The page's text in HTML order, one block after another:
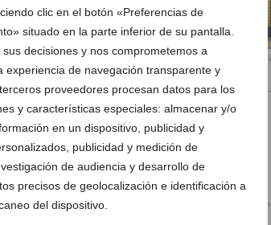
clic en el botón «Preferencias de
situado en la parte inferior de su pantalla.
sus decisiones y nos comprometemos a
experiencia de navegación transparente y
proveedores procesan datos para los
y características especiales: almacenar y/o
en un dispositivo, publicidad y
publicidad y medición de
de audiencia y desarrollo de
precisos de geolocalización e identificación a
del dispositivo.
Pinturas en Jávea –
Decorxàbia sortea una máquina
para limpiar los cristales
Comprar pintura en Jávea –
DecorXàbia